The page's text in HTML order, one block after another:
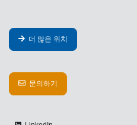
더 많은 위치
문의하기